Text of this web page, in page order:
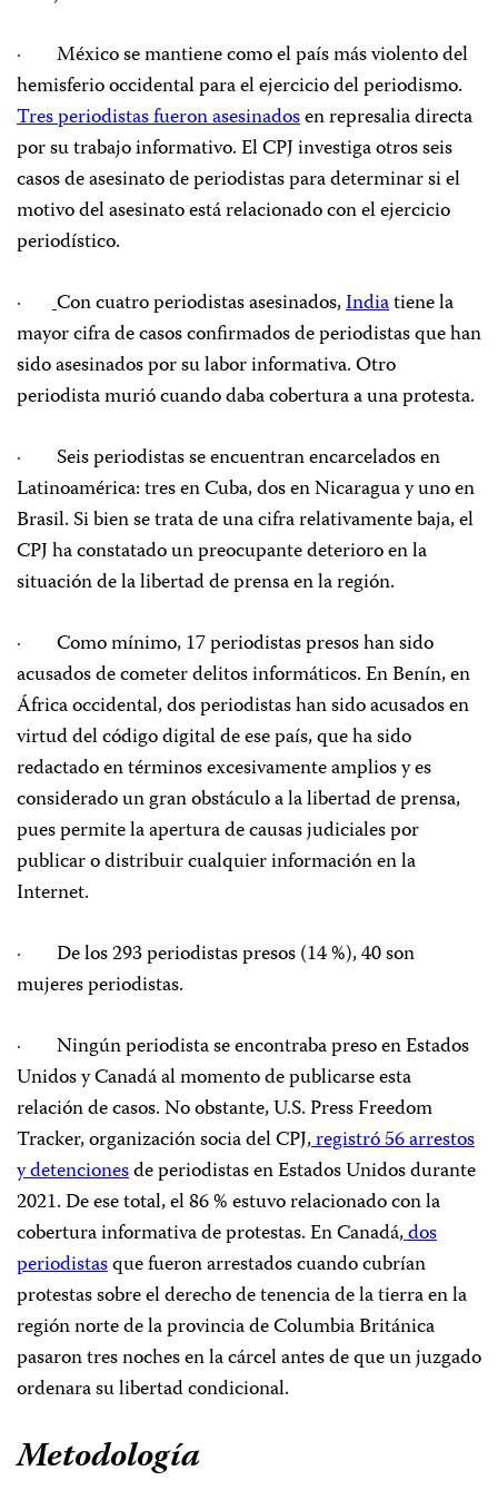
· México se mantiene como el país más violento del
hemisferio occidental para el ejercicio del periodismo.
Tres periodistas fueron asesinadosen represalia directa
por su trabajo informativo. El CPJ investiga otros seis
casos de asesinato de periodistas para determinar si el
motivo del asesinato está relacionado con el ejercicio
periodístico.
·
Con cuatro periodistas asesinados,Indiatiene la
mayor cifra de casos confirmados de periodistas que han
sido asesinados por su labor informativa. Otro
periodista murió cuando daba cobertura a una protesta.
· Seis periodistas se encuentran encarcelados en
Latinoamérica: tres en Cuba, dos en Nicaragua y uno en
Brasil. Si bien se trata de una cifra relativamente baja, el
CPJ ha constatado un preocupante deterioro en la
situación de la libertad de prensa en la región.
· Como mínimo, 17 periodistas presos han sido
acusados de cometer delitos informáticos. En Benín, en
África occidental, dos periodistas han sido acusados en
virtud del código digital de ese país, que ha sido
redactado en términos excesivamente amplios y es
considerado un gran obstáculo a la libertad de prensa,
pues permite la apertura de causas judiciales por
publicar o distribuir cualquier información en la
Internet.
· De los 293 periodistas presos (14 %), 40 son
mujeres periodistas.
· Ningún periodista se encontraba preso en Estados
Unidos y Canadá al momento de publicarse esta
relación de casos. No obstante, U.S. Press Freedom
Tracker, organización socia del CPJ,registró 56 arrestos
y detencionesde periodistas en Estados Unidos durante
2021. De ese total, el 86 % estuvo relacionado con la
cobertura informativa de protestas. En Canadá,dos
periodistasque fueron arrestados cuando cubrían
protestas sobre el derecho de tenencia de la tierra en la
región norte de la provincia de Columbia Británica
pasaron tres noches en la cárcel antes de que un juzgado
ordenara su libertad condicional.
Metodología